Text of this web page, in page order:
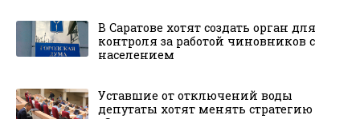
В Саратове хотят создать орган для
контроля за работой чиновников с
населением
Уставшие от отключений воды
депутаты хотят менять стратегию